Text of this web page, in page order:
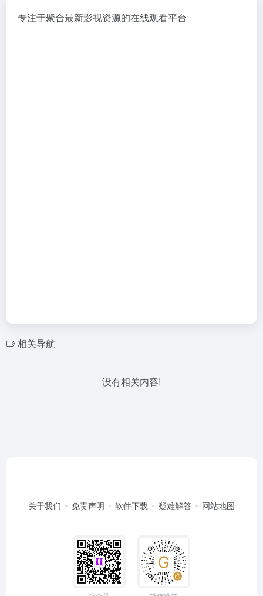
专注于聚合最新影视资源的在线观看平台
相关导航
没有相关内容!
关于我们 免责声明 软件下载 疑难解答 网站地图